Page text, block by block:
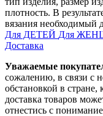
плотность. В
вязания необходимый
Для ДЕТЕЙ Для
Доставка
Уважаемые
сожалению, в связи с
обстановкой в
доставка товаров
отнестись с